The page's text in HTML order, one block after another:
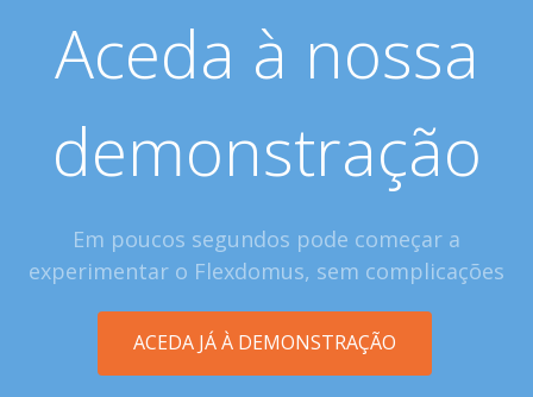
Aceda à nossa
demonstração
Em poucos segundos pode começar a
experimentar o Flexdomus, sem complicações
ACEDA JÁ À DEMONSTRAÇÃO